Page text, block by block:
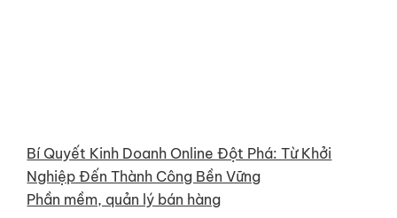
Bí Quyết Kinh Doanh Online Đột Phá: Từ Khởi
Nghiệp Đến Thành Công Bền Vững
Phần mềm, quản lý bán hàng